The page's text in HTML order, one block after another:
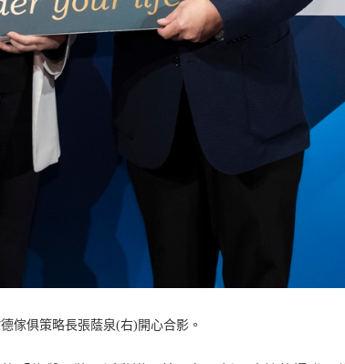
傢俱策略長張蔭泉(右)開心合影。